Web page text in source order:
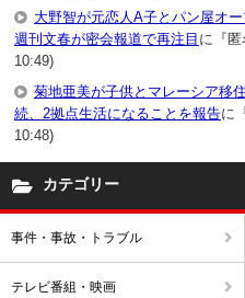
大野智が元恋人A子とパン屋オ
週刊文春が密会報道で再注目 に『
10:49)
菊地亜美が子供とマレーシア移
続、2拠点生活になることを報告に
10:48)
カテゴリー
事件・事故・トラブル
テレビ番組・映画